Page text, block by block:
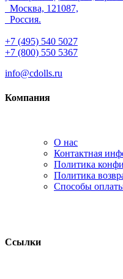
Москва, 121087,
Россия.
+7 (495) 540 5027
+7 (800) 550 5367
info@cdolls.ru
Компания
О нас
Контактная
Политика
Политика
Способы
Ссылки